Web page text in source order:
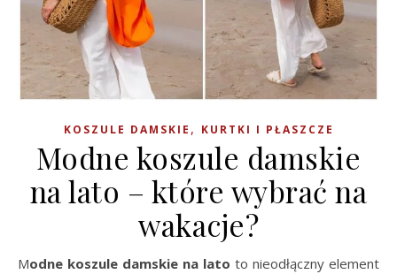
KOSZULE DAMSKIE , KURTKI I PŁASZCZE
Modne koszule damskie
na lato – które wybrać na
wakacje?
Modne koszule damskie na lato to nieodłączny element